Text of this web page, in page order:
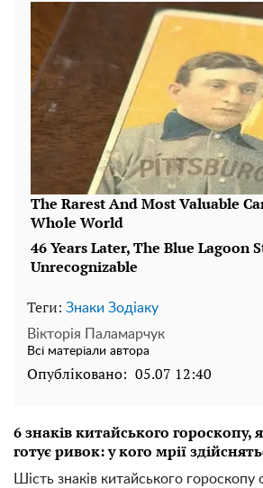
Теги: Знаки Зодіаку
Вікторія Паламарчук
Всі матеріали автора
Опубліковано: 05.07 12:40
6 знаків китайського гороскопу,
готує ривок: у кого мрії
Шість знаків китайського гороскопу